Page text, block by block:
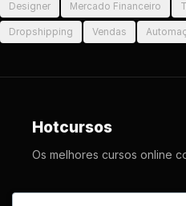
Designer Mercado Financeiro
Dropshipping Vendas
Hotcursos
Os melhores cursos online